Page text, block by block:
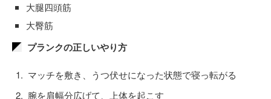
大腿四頭筋
大臀筋
プランクの正しいやり方
マッチを敷き、うつ伏せになった状態で寝っ転がる
腕を肩幅分広げて、上体を起こす